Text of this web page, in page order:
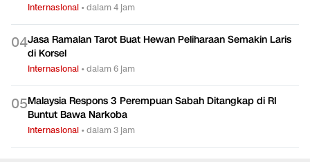
Internasional •dalam 4 jam
04Jasa Ramalan Tarot Buat Hewan Peliharaan Semakin Laris
di Korsel
Internasional •dalam 6 jam
05Malaysia Respons 3 Perempuan Sabah Ditangkap di RI
Buntut Bawa Narkoba
Internasional •dalam 3 jam